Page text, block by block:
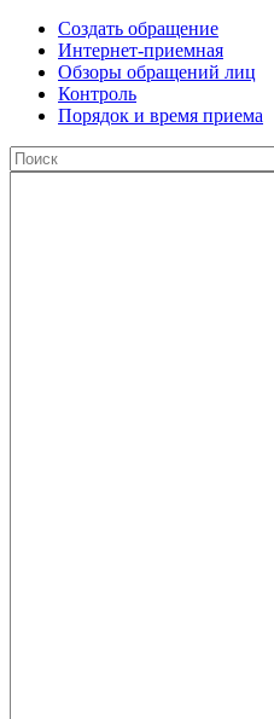
Создать обращение
Интернет-приемная
Обзоры обращений лиц
Контроль
Порядок и время приема